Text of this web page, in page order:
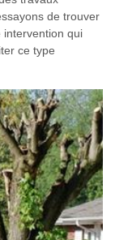
de trouver
intervention qui
ce type